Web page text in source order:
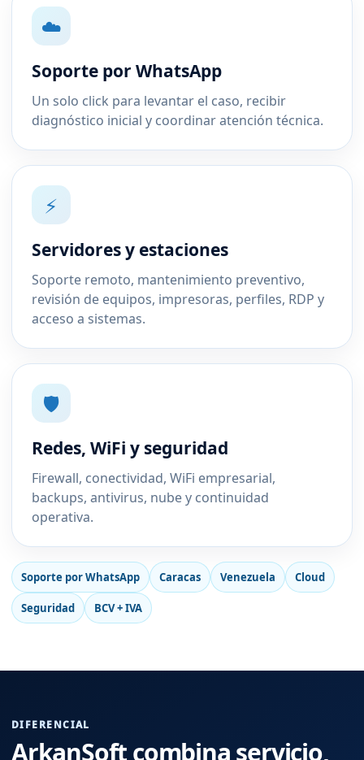
☁️
Soporte por WhatsApp
Un solo click para levantar el caso, recibir
diagnóstico inicial y coordinar atención técnica.
⚡
Servidores y estaciones
Soporte remoto, mantenimiento preventivo,
revisión de equipos, impresoras, perfiles, RDP y
acceso a sistemas.
🛡️
Redes, WiFi y seguridad
Firewall, conectividad, WiFi empresarial,
backups, antivirus, nube y continuidad
operativa.
Soporte por WhatsApp Caracas Venezuela Cloud
Seguridad BCV + IVA
DIFERENCIAL
ArkanSoft combina servicio,